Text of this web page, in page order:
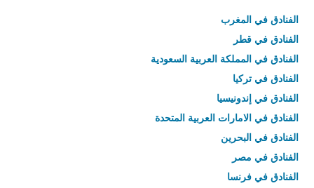
الفنادق في المغرب
الفنادق في قطر
الفنادق في المملكة العربية السعودية
الفنادق في تركيا
الفنادق في إندونيسيا
الفنادق في الامارات العربية المتحدة
الفنادق في البحرين
الفنادق في مصر
الفنادق في فرنسا